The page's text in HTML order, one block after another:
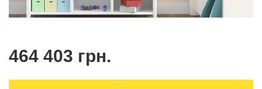
464 403 грн.